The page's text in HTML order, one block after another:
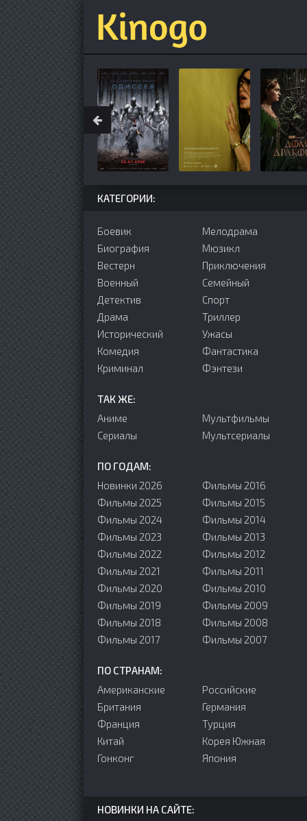
КАТЕГОРИИ:
Боевик
Биография
Вестерн
Военный
Детектив
Драма
Исторический
Комедия
Криминал
Мелодрама
Мюзикл
Приключения
Семейный
Cпорт
Триллер
Ужасы
Фантастика
Фэнтези
ТАК ЖЕ:
Аниме
Сериалы
Мультфильмы
Мультсериалы
ПО ГОДАМ:
Новинки 2026
Фильмы 2025
Фильмы 2024
Фильмы 2023
Фильмы 2022
Фильмы 2021
Фильмы 2020
Фильмы 2019
Фильмы 2018
Фильмы 2017
Фильмы 2016
Фильмы 2015
Фильмы 2014
Фильмы 2013
Фильмы 2012
Фильмы 2011
Фильмы 2010
Фильмы 2009
Фильмы 2008
Фильмы 2007
ПО СТРАНАМ:
Американские
Британия
Франция
Китай
Гонконг
Российские
Германия
Турция
Корея Южная
Япония
НОВИНКИ НА САЙТЕ: